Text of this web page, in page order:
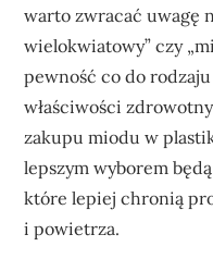
warto zwracać uwagę
wielokwiatowy” czy
pewność co do
właściwości
zakupu miodu w
lepszym wyborem
które lepiej chronią
i powietrza.